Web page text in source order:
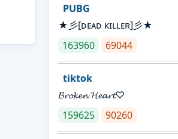
PUBG
★彡[ᴅᴇᴀᴅ ᴋɪʟʟᴇʀ]彡★
163960
69044
tiktok
𝓑𝓻𝓸𝓴𝓮𝓷 𝓗𝓮𝓪𝓻𝓽♡
159625
90260